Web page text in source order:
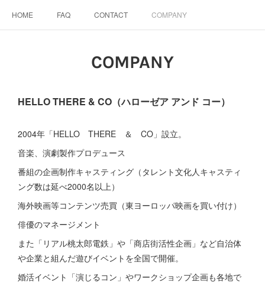
HOME FAQ CONTACT COMPANY
COMPANY
HELLO THERE & CO（ハローゼア アンド コー）
2004年「HELLO THERE ＆ CO」設立。
音楽、演劇製作プロデュース
番組の企画制作キャスティング（タレント文化人キャスティ
ング数は延べ2000名以上）
海外映画等コンテンツ売買（東ヨーロッパ映画を買い付け）
俳優のマネージメント
また「リアル桃太郎電鉄」や「商店街活性企画」など自治体
や企業と組んだ遊びイベントを全国で開催。
婚活イベント「演じるコン」やワークショップ企画も各地で